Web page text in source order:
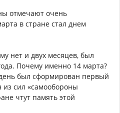
отмечают очень
в стране стал днем
нет и двух месяцев, был
Почему именно 14 марта?
был сформирован первый
из сил «самообороны
чтут память этой